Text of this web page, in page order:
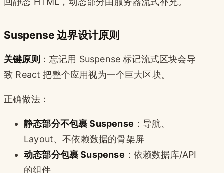
Suspense 边界设计原则
关键原则 ：忘记用 Suspense 标记流式区块会导
致 React 把整个应用视为一个巨大区块。
正确做法：
静态部分不包裹 Suspense ：导航、
Layout、不依赖数据的骨架屏
动态部分包裹 Suspense ：依赖数据库/API
的组件